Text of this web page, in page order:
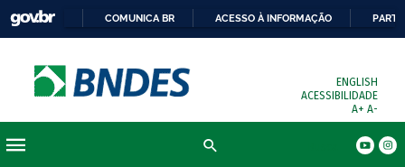
COMUNICA BR ACESSO À INFORMAÇÃO
ENGLISH
ACESSIBILIDADE
A+ A-